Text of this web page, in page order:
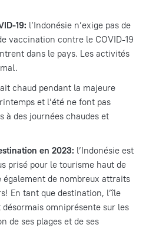
19: l’Indonésie n’exige pas de
vaccination contre le COVID-19
dans le pays. Les activités
chaud pendant la majeure
et l’été ne font pas
à des journées chaudes et
en 2023: l’Indonésie est
prisé pour le tourisme haut de
de nombreux attraits
En tant que destination, l’île
omniprésente sur les
de ses plages et de ses